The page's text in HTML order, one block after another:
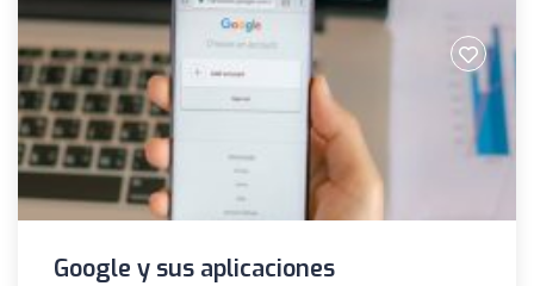
Google y sus aplicaciones